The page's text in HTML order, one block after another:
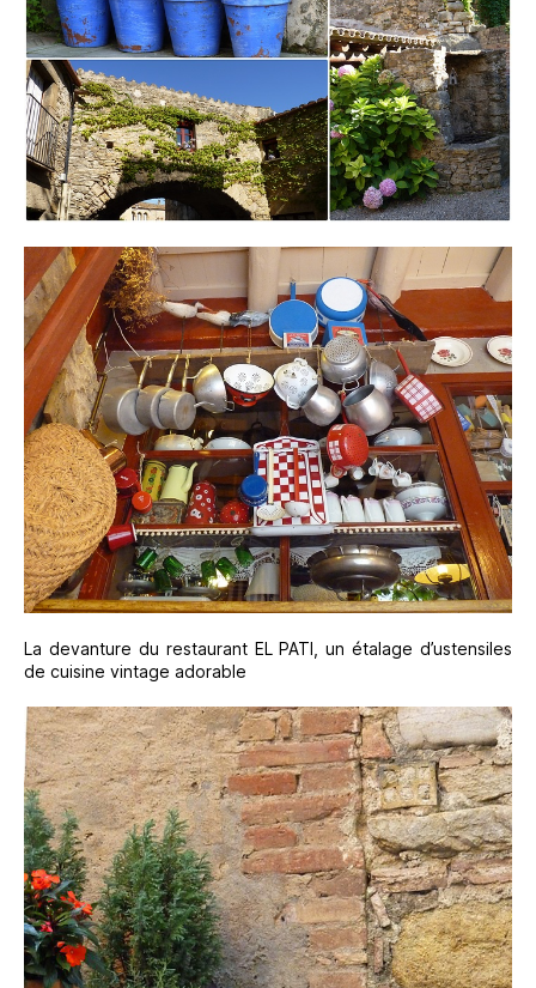
La devanture du restaurant EL PATI, un étalage d’ustensiles
de cuisine vintage adorable